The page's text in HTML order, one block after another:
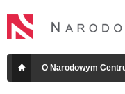
O Narodowym